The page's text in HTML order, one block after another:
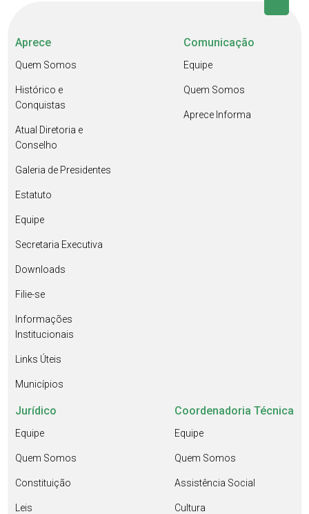
Aprece
Quem Somos
Histórico e
Conquistas
Atual Diretoria e
Conselho
Galeria de Presidentes
Estatuto
Equipe
Secretaria Executiva
Downloads
Filie-se
Informações
Institucionais
Links Úteis
Municípios
Comunicação
Equipe
Quem Somos
Aprece Informa
Jurídico
Equipe
Quem Somos
Constituição
Leis
Coordenadoria Técnica
Equipe
Quem Somos
Assistência Social
Cultura